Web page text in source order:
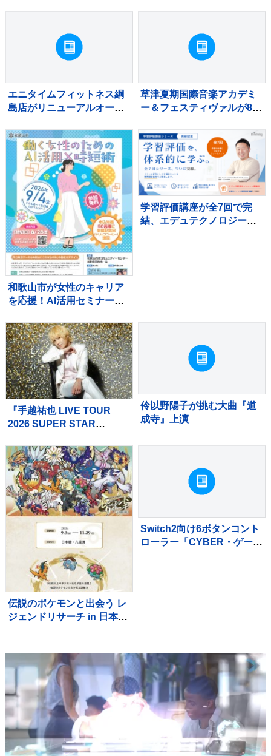
エニタイムフィットネス綱
島店がリニューアルオープ
草津夏期国際音楽アカデミ
ー＆フェスティヴァルが8月
和歌山市が女性のキャリア
を応援！AI活用セミナーと
学習評価講座が全7回で完
結、エデュテクノロジーが
『手越祐也 LIVE TOUR
2026 SUPER STAR
【WOWOW】で独占生中
継！！
伶以野陽子が挑む大曲『道
成寺』上演
伝説のポケモンと出会う レ
ジェンドリサーチ in 日本橋
制作の謎解き キット引換券
も販売中☆
Switch2向け6ボタンコント
ローラー「CYBER・ゲーミ